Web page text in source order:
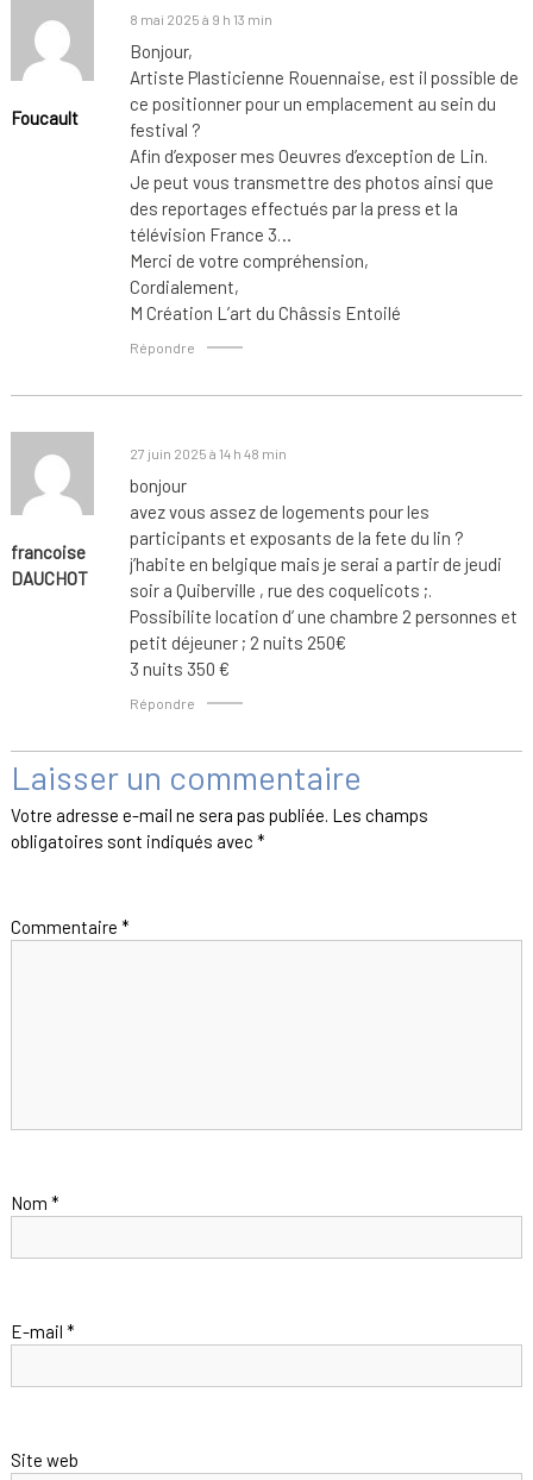
Foucault
8 mai 2025 à 9 h 13 min
Bonjour,
Artiste Plasticienne Rouennaise, est il possible de
ce positionner pour un emplacement au sein du
festival ?
Afin d’exposer mes Oeuvres d’exception de Lin.
Je peut vous transmettre des photos ainsi que
des reportages effectués par la press et la
télévision France 3…
Merci de votre compréhension,
Cordialement,
M Création L’art du Châssis Entoilé
Répondre
francoise
DAUCHOT
27 juin 2025 à 14 h 48 min
bonjour
avez vous assez de logements pour les
participants et exposants de la fete du lin ?
j’habite en belgique mais je serai a partir de jeudi
soir a Quiberville , rue des coquelicots ;.
Possibilite location d’ une chambre 2 personnes et
petit déjeuner ; 2 nuits 250€
3 nuits 350 €
Répondre
Laisser un commentaire
Votre adresse e-mail ne sera pas publiée. Les champs
obligatoires sont indiqués avec *
Commentaire *
Nom *
E-mail *
Site web